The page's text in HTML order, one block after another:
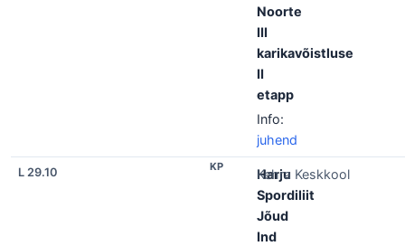
Noorte
III
karikavõistluse
II
etapp
Info:
juhend
L 29.10 KP
Harju
Spordiliit
Jõud
Ind
Kehra Keskkool